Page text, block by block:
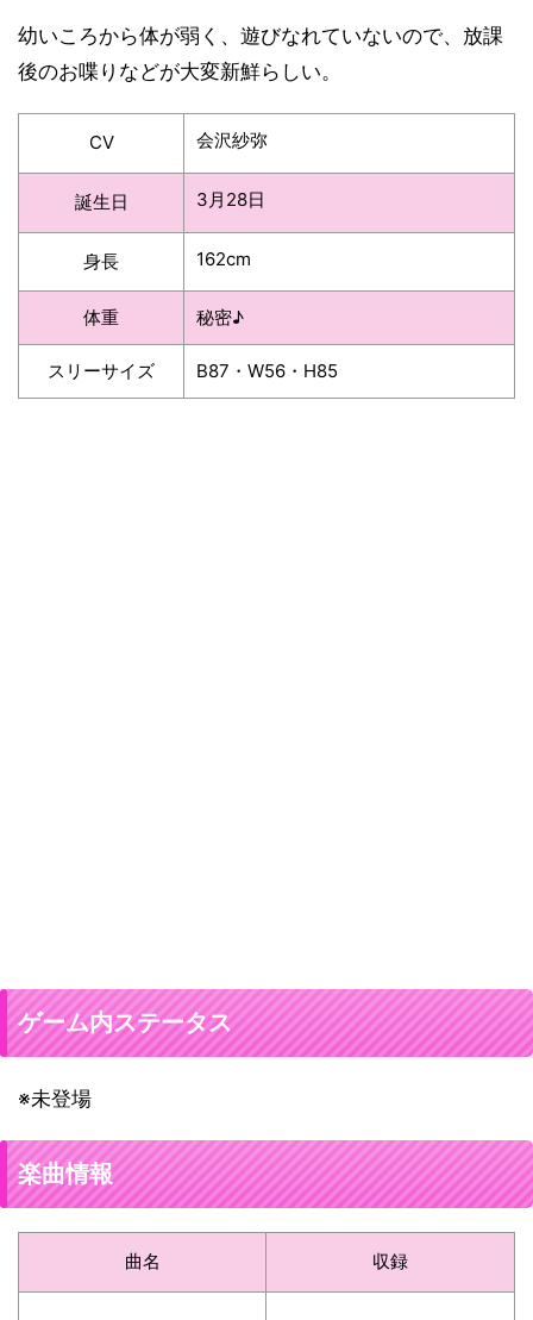
幼いころから体が弱く、遊びなれていないので、放課
後のお喋りなどが大変新鮮らしい。
CV 会沢紗弥
誕生日 3月28日
身長 162cm
体重 秘密♪
スリーサイズ B87・W56・H85
ゲーム内ステータス
※未登場
楽曲情報
曲名 収録